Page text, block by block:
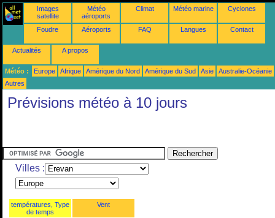
Images
satellite
Météo
aéroports
Climat Météo marine Cyclones
Foudre Aéroports FAQ Langues Contact
Actualités A propos
Météo : Europe Afrique Amérique du Nord Amérique du Sud Asie
Australie-Océanie
Autres
Prévisions météo à 10 jours
Villes :
températures, Type
de temps
Vent